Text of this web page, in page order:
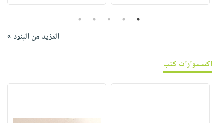
1
2
3
4
5
المزيد من البنود »
اكسسوارات كتب